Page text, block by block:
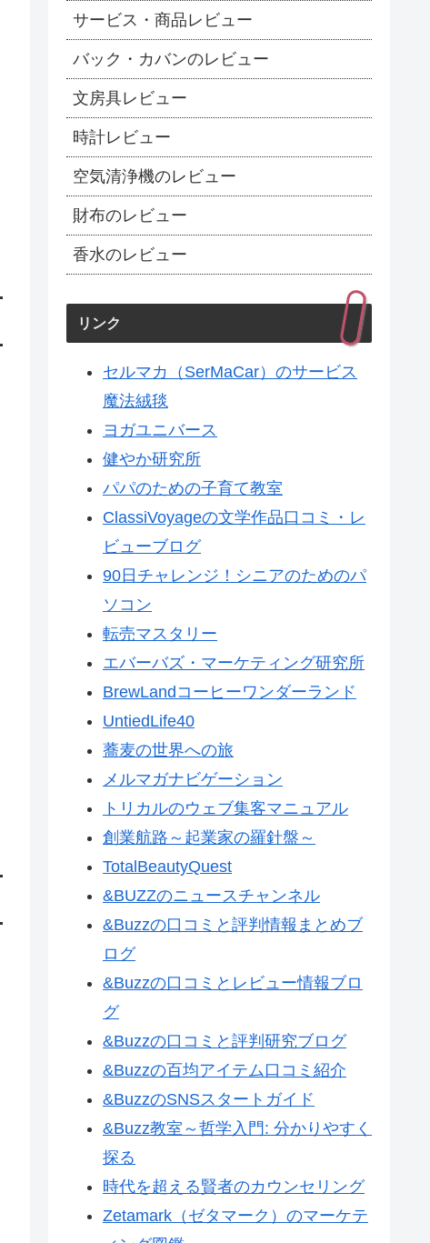
サービス・商品レビュー
バック・カバンのレビュー
文房具レビュー
時計レビュー
空気清浄機のレビュー
財布のレビュー
香水のレビュー
リンク
セルマカ（SerMaCar）のサービス
魔法絨毯
ヨガユニバース
健やか研究所
パパのための子育て教室
ClassiVoyageの文学作品口コミ・レ
ビューブログ
90日チャレンジ！シニアのためのパ
ソコン
転売マスタリー
エバーバズ・マーケティング研究所
BrewLandコーヒーワンダーランド
UntiedLife40
蕎麦の世界への旅
メルマガナビゲーション
トリカルのウェブ集客マニュアル
創業航路～起業家の羅針盤～
TotalBeautyQuest
&BUZZのニュースチャンネル
&Buzzの口コミと評判情報まとめブ
ログ
&Buzzの口コミとレビュー情報ブロ
グ
&Buzzの口コミと評判研究ブログ
&Buzzの百均アイテム口コミ紹介
&BuzzのSNSスタートガイド
&Buzz教室～哲学入門: 分かりやすく
探る
時代を超える賢者のカウンセリング
Zetamark（ゼタマーク）のマーケテ